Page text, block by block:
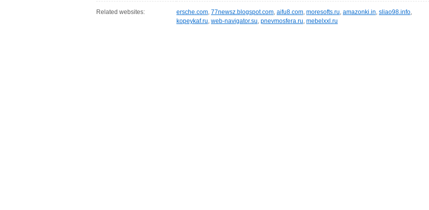
Related websites: ersche.com, 77newsz.blogspot.com, aifu8.com, moresofts.ru, amazonki.in, sliao98.info,
kopeykaf.ru, web-navigator.su, pnevmosfera.ru, mebelxxl.ru